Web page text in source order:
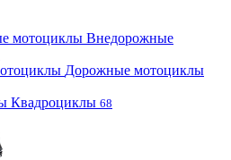
Внедорожные
Дорожные мотоциклы
Квадроциклы 68